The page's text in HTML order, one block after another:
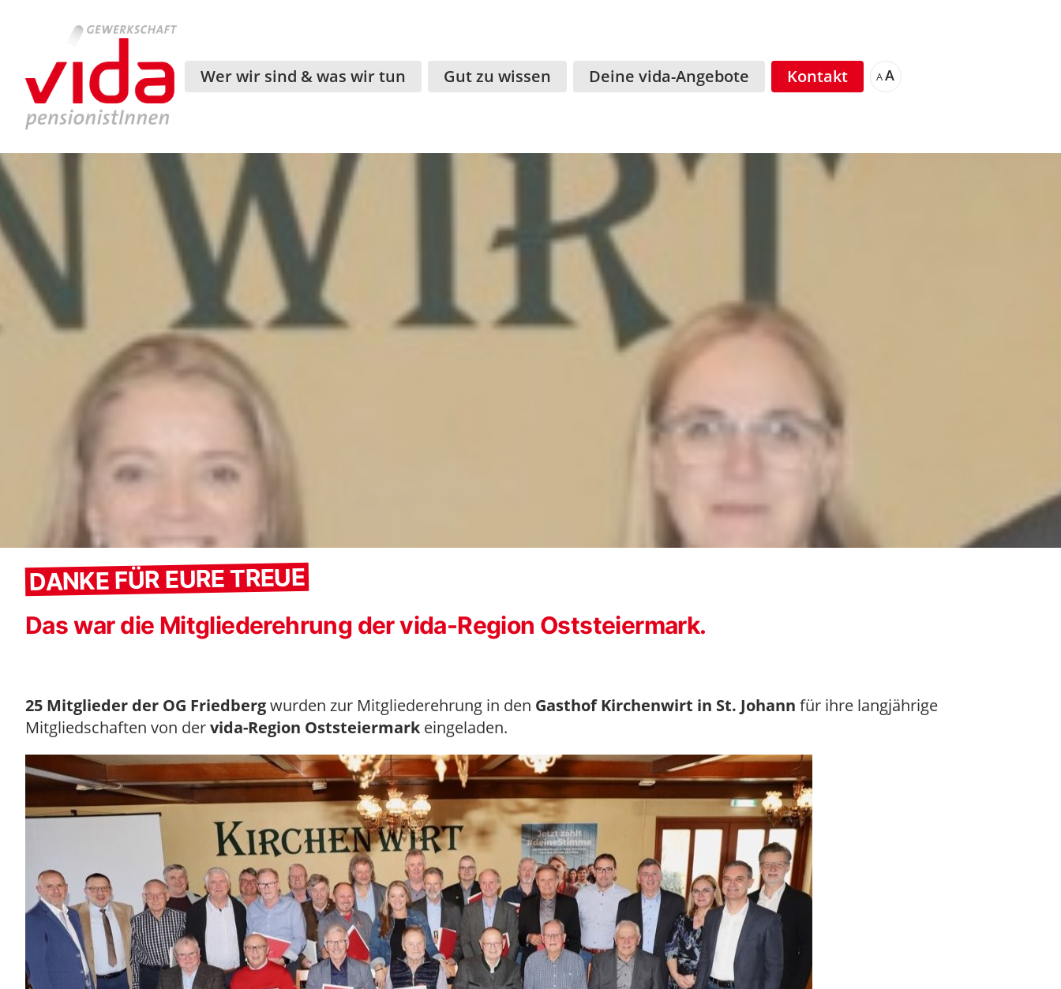
Wer wir sind & was wir tun Gut zu wissen Deine vida-Angebote Kontakt AA
DANKE FÜR EURE TREUE
Das war die Mitgliederehrung der vida-Region Oststeiermark.
25 Mitglieder der OG Friedbergwurden zur Mitgliederehrung in den Gasthof Kirchenwirt in St. Johann für ihre langjährige
Mitgliedschaften von dervida-Region Oststeiermark eingeladen.